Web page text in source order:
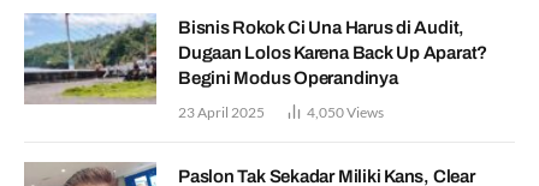
Bisnis Rokok Ci Una Harus di Audit,
Dugaan Lolos Karena Back Up Aparat?
Begini Modus Operandinya
23 April 2025 4,050Views
Paslon Tak Sekadar Miliki Kans, Clear